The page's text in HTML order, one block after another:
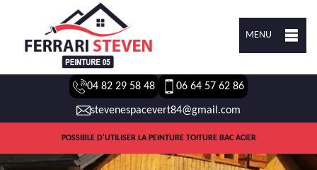
MENU
04 82 29 58 48 06 64 57 62 86
stevenespacevert84@gmail.com
POSSIBLE D'UTILISER LA PEINTURE TOITURE BAC ACIER